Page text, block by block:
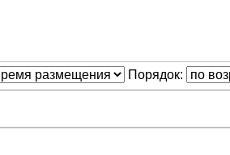
Порядок: